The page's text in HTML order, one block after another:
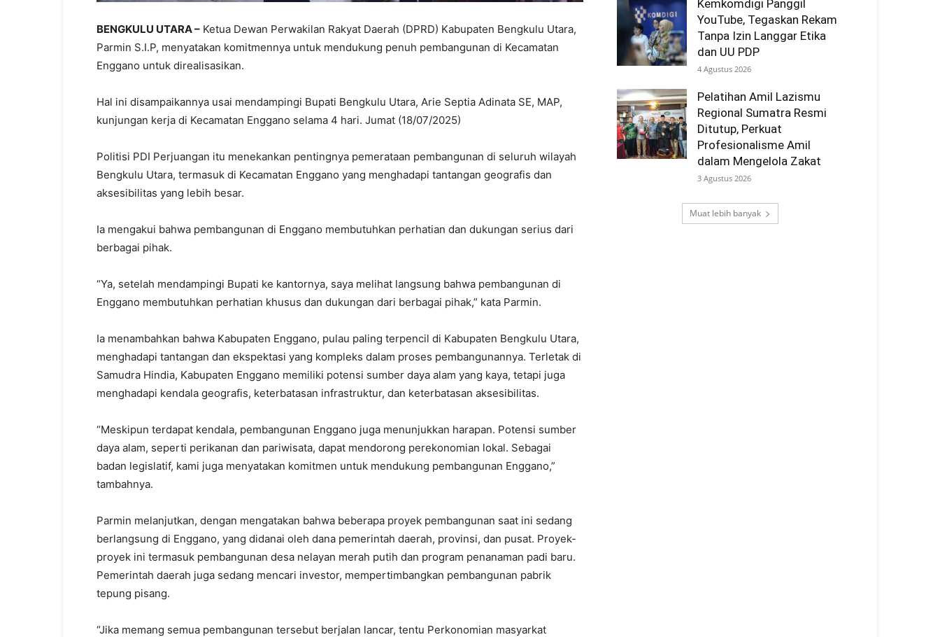
BENGKULU UTARA – Ketua Dewan Perwakilan Rakyat Daerah (DPRD) Kabupaten Bengkulu Utara,
Parmin S.I.P, menyatakan komitmennya untuk mendukung penuh pembangunan di Kecamatan
Enggano untuk direalisasikan.
Hal ini disampaikannya usai mendampingi Bupati Bengkulu Utara, Arie Septia Adinata SE, MAP,
kunjungan kerja di Kecamatan Enggano selama 4 hari. Jumat (18/07/2025)
Politisi PDI Perjuangan itu menekankan pentingnya pemerataan pembangunan di seluruh wilayah
Bengkulu Utara, termasuk di Kecamatan Enggano yang menghadapi tantangan geografis dan
aksesibilitas yang lebih besar.
Ia mengakui bahwa pembangunan di Enggano membutuhkan perhatian dan dukungan serius dari
berbagai pihak.
“Ya, setelah mendampingi Bupati ke kantornya, saya melihat langsung bahwa pembangunan di
Enggano membutuhkan perhatian khusus dan dukungan dari berbagai pihak,” kata Parmin.
Ia menambahkan bahwa Kabupaten Enggano, pulau paling terpencil di Kabupaten Bengkulu Utara,
menghadapi tantangan dan ekspektasi yang kompleks dalam proses pembangunannya. Terletak di
Samudra Hindia, Kabupaten Enggano memiliki potensi sumber daya alam yang kaya, tetapi juga
menghadapi kendala geografis, keterbatasan infrastruktur, dan keterbatasan aksesibilitas.
“Meskipun terdapat kendala, pembangunan Enggano juga menunjukkan harapan. Potensi sumber
daya alam, seperti perikanan dan pariwisata, dapat mendorong perekonomian lokal. Sebagai
badan legislatif, kami juga menyatakan komitmen untuk mendukung pembangunan Enggano,”
tambahnya.
Parmin melanjutkan, dengan mengatakan bahwa beberapa proyek pembangunan saat ini sedang
berlangsung di Enggano, yang didanai oleh dana pemerintah daerah, provinsi, dan pusat. Proyek-
proyek ini termasuk pembangunan desa nelayan merah putih dan program penanaman padi baru.
Pemerintah daerah juga sedang mencari investor, mempertimbangkan pembangunan pabrik
tepung pisang.
“Jika memang semua pembangunan tersebut berjalan lancar, tentu Perkonomian masyarkat
Kemkomdigi Panggil
YouTube, Tegaskan Rekam
Tanpa Izin Langgar Etika
dan UU PDP
4 Agustus 2026
Pelatihan Amil Lazismu
Regional Sumatra Resmi
Ditutup, Perkuat
Profesionalisme Amil
dalam Mengelola Zakat
3 Agustus 2026
Muat lebih banyak